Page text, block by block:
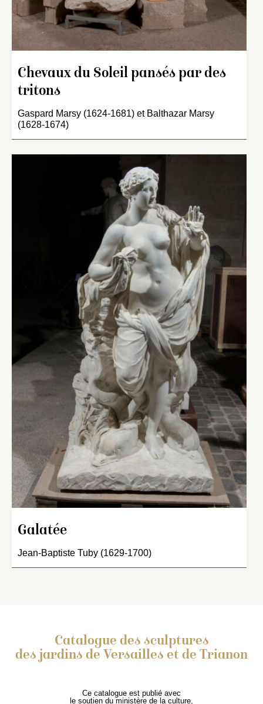
Chevaux du Soleil pansés par des
tritons
Gaspard Marsy (1624-1681) et Balthazar Marsy
(1628-1674)
Galatée
Jean-Baptiste Tuby (1629-1700)
Catalogue des sculptures
des jardins de Versailles et de Trianon
Ce catalogue est publié avec
le soutien du ministère de la culture,